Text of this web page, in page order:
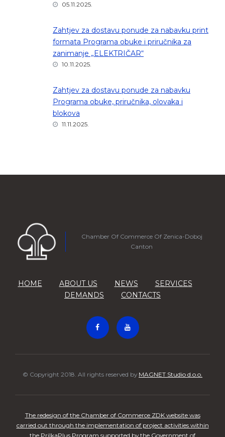
05.11.2025.
Zahtjev za dostavu ponude za nabavku print
formata Programa obuke i priručnika za
zanimanje „ELEKTRIČAR“
10.11.2025.
Zahtjev za dostavu ponude za nabavku
Programa obuke, priručnika, olovaka i
blokova
11.11.2025.
Chamber Of Commerce Of Zenica-Doboj
Canton
HOME ABOUT US NEWS
SERVICES
DEMANDS
CONTACTS
© Copyright 2018. All rights reserved by MAGNET Studio d.o.o.
The redesign of the Chamber of Commerce ZDK website was
carried out through the implementation of project activities within
the PrilkaPlus Program supported by the Government of